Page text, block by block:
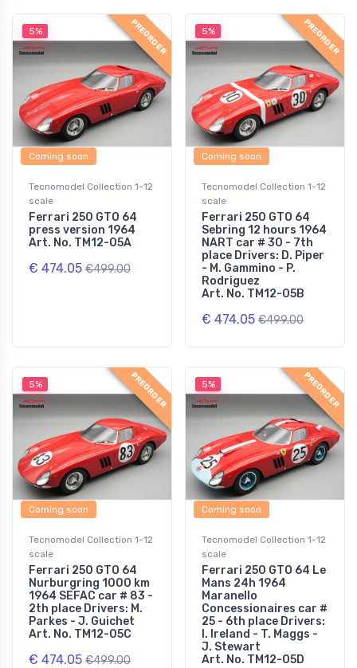
5% PREORDER
Coming soon
Tecnomodel Collection 1-12
scale
Ferrari 250 GTO 64
press version 1964
Art. No. TM12-05A
€ 474.05 €499.00
5% PREORDER
Coming soon
Tecnomodel Collection 1-12
scale
Ferrari 250 GTO 64
Sebring 12 hours 1964
NART car # 30 - 7th
place Drivers: D. Piper
- M. Gammino - P.
Rodriguez
Art. No. TM12-05B
€ 474.05 €499.00
5% PREORDER
Coming soon
Tecnomodel Collection 1-12
scale
Ferrari 250 GTO 64
Nurburgring 1000 km
1964 SEFAC car # 83 -
2th place Drivers: M.
Parkes - J. Guichet
Art. No. TM12-05C
€ 474.05 €499.00
5% PREORDER
Coming soon
Tecnomodel Collection 1-12
scale
Ferrari 250 GTO 64 Le
Mans 24h 1964
Maranello
Concessionaires car #
25 - 6th place Drivers:
I. Ireland - T. Maggs -
J. Stewart
Art. No. TM12-05D